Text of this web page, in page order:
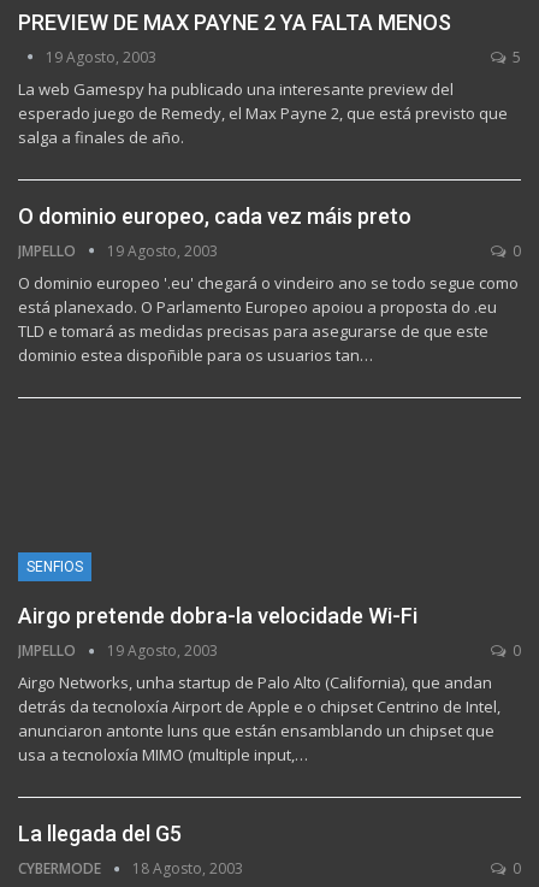
PREVIEW DE MAX PAYNE 2 YA FALTA MENOS
19 Agosto, 2003 5
La web Gamespy ha publicado una interesante preview del
esperado juego de Remedy, el Max Payne 2, que está previsto que
salga a finales de año.
O dominio europeo, cada vez máis preto
JMPELLO 19 Agosto, 2003 0
O dominio europeo '.eu' chegará o vindeiro ano se todo segue como
está planexado. O Parlamento Europeo apoiou a proposta do .eu
TLD e tomará as medidas precisas para asegurarse de que este
dominio estea dispoñible para os usuarios tan…
SENFIOS
Airgo pretende dobra-la velocidade Wi-Fi
JMPELLO 19 Agosto, 2003 0
Airgo Networks, unha startup de Palo Alto (California), que andan
detrás da tecnoloxía Airport de Apple e o chipset Centrino de Intel,
anunciaron antonte luns que están ensamblando un chipset que
usa a tecnoloxía MIMO (multiple input,…
La llegada del G5
CYBERMODE 18 Agosto, 2003 0